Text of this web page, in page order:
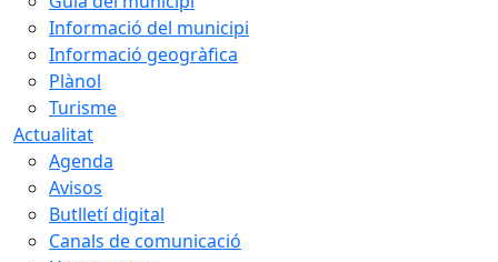
Informació del municipi
Informació geogràfica
Plànol
Turisme
Actualitat
Agenda
Avisos
Butlletí digital
Canals de comunicació